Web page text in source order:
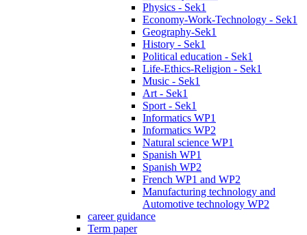
Physics - Sek1
Economy-Work-Technology - Sek1
Geography-Sek1
History - Sek1
Political education - Sek1
Life-Ethics-Religion - Sek1
Music - Sek1
Art - Sek1
Sport - Sek1
Informatics WP1
Informatics WP2
Natural science WP1
Spanish WP1
Spanish WP2
French WP1 and WP2
Manufacturing technology and
Automotive technology WP2
career guidance
Term paper